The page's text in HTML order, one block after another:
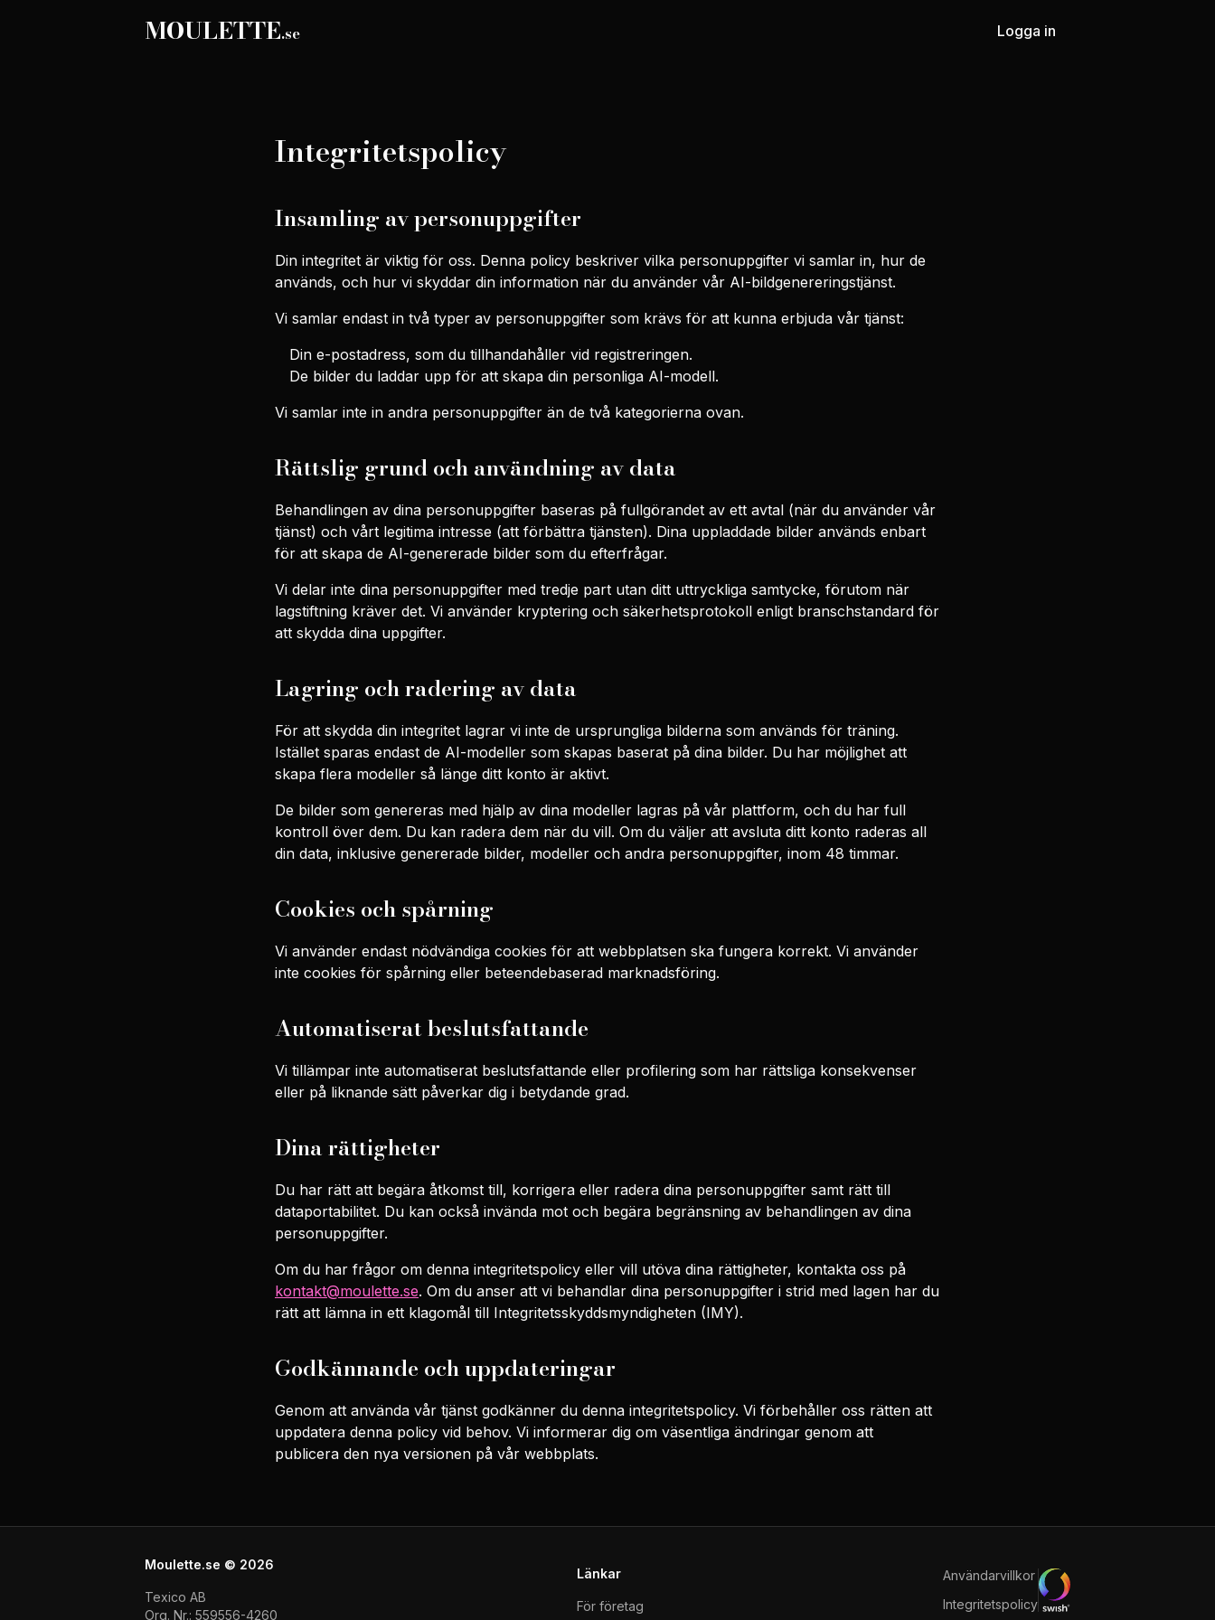
MOULETTE.se Logga in
Integritetspolicy
Insamling av personuppgifter
Din integritet är viktig för oss. Denna policy beskriver vilka personuppgifter vi samlar in, hur de
används, och hur vi skyddar din information när du använder vår AI-bildgenereringstjänst.
Vi samlar endast in två typer av personuppgifter som krävs för att kunna erbjuda vår tjänst:
Din e-postadress, som du tillhandahåller vid registreringen.
De bilder du laddar upp för att skapa din personliga AI-modell.
Vi samlar inte in andra personuppgifter än de två kategorierna ovan.
Rättslig grund och användning av data
Behandlingen av dina personuppgifter baseras på fullgörandet av ett avtal (när du använder vår
tjänst) och vårt legitima intresse (att förbättra tjänsten). Dina uppladdade bilder används enbart
för att skapa de AI-genererade bilder som du efterfrågar.
Vi delar inte dina personuppgifter med tredje part utan ditt uttryckliga samtycke, förutom när
lagstiftning kräver det. Vi använder kryptering och säkerhetsprotokoll enligt branschstandard för
att skydda dina uppgifter.
Lagring och radering av data
För att skydda din integritet lagrar vi inte de ursprungliga bilderna som används för träning.
Istället sparas endast de AI-modeller som skapas baserat på dina bilder. Du har möjlighet att
skapa flera modeller så länge ditt konto är aktivt.
De bilder som genereras med hjälp av dina modeller lagras på vår plattform, och du har full
kontroll över dem. Du kan radera dem när du vill. Om du väljer att avsluta ditt konto raderas all
din data, inklusive genererade bilder, modeller och andra personuppgifter, inom 48 timmar.
Cookies och spårning
Vi använder endast nödvändiga cookies för att webbplatsen ska fungera korrekt. Vi använder
inte cookies för spårning eller beteendebaserad marknadsföring.
Automatiserat beslutsfattande
Vi tillämpar inte automatiserat beslutsfattande eller profilering som har rättsliga konsekvenser
eller på liknande sätt påverkar dig i betydande grad.
Dina rättigheter
Du har rätt att begära åtkomst till, korrigera eller radera dina personuppgifter samt rätt till
dataportabilitet. Du kan också invända mot och begära begränsning av behandlingen av dina
personuppgifter.
Om du har frågor om denna integritetspolicy eller vill utöva dina rättigheter, kontakta oss på
kontakt@moulette.se. Om du anser att vi behandlar dina personuppgifter i strid med lagen har du
rätt att lämna in ett klagomål till Integritetsskyddsmyndigheten (IMY).
Godkännande och uppdateringar
Genom att använda vår tjänst godkänner du denna integritetspolicy. Vi förbehåller oss rätten att
uppdatera denna policy vid behov. Vi informerar dig om väsentliga ändringar genom att
publicera den nya versionen på vår webbplats.
Moulette.se © 2026
Texico AB
Org. Nr.: 559556-4260
Länkar
För företag
Användarvillkor
Integritetspolicy